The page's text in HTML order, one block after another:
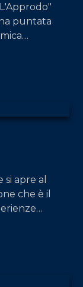
puntata
si apre al
che è il
al